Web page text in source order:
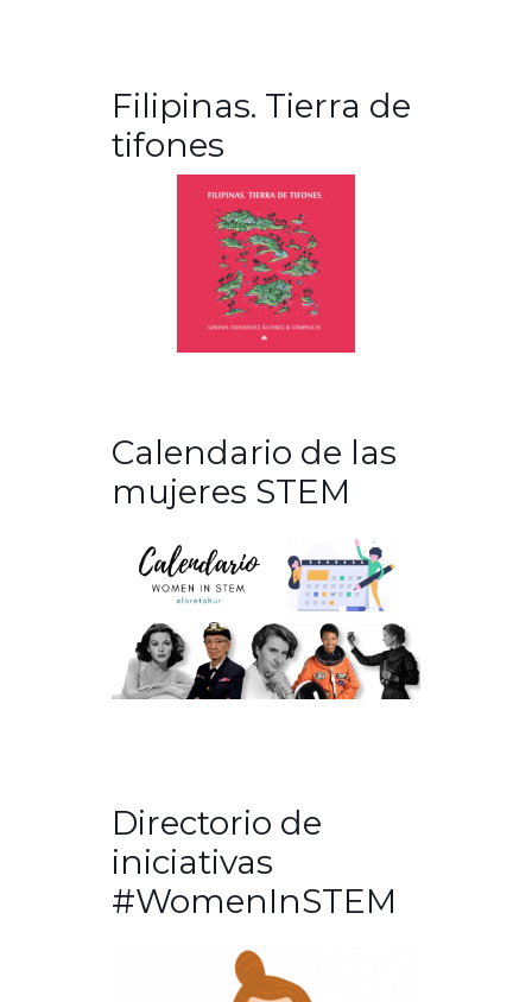
Filipinas. Tierra de
tifones
Calendario de las
mujeres STEM
Directorio de
iniciativas
#WomenInSTEM